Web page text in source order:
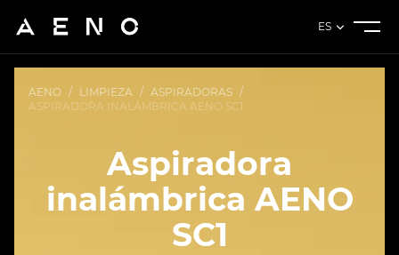
ES
AENO / LIMPIEZA / ASPIRADORAS /
ASPIRADORA INALÁMBRICA AENO SC1
Aspiradora
inalámbrica AENO
SC1